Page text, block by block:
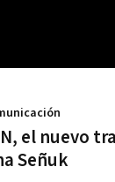
el nuevo
Señuk